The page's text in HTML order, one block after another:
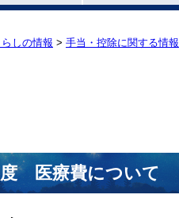
らしの情報 > 手当・控除に関する情報
度 医療費について